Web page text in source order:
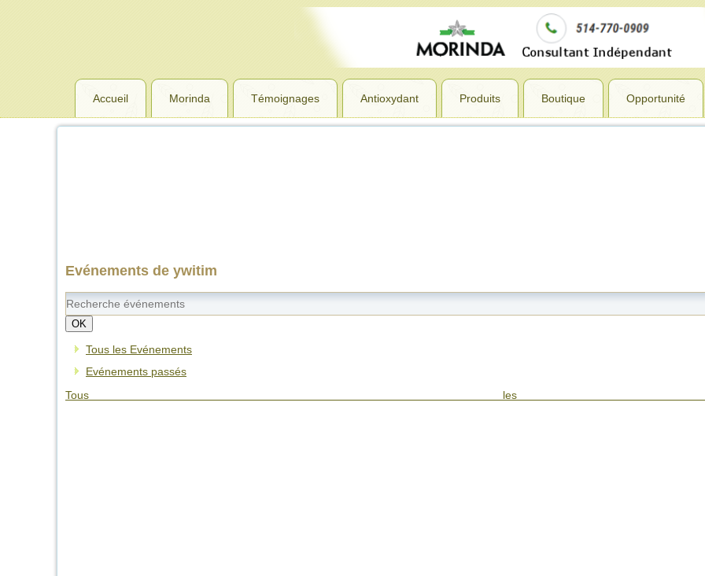
Accueil Morinda Témoignages Antioxydant Produits Boutique Opportunité
Evénements de ywitim
OK
Tous les Evénements
Evénements passés
Tous les